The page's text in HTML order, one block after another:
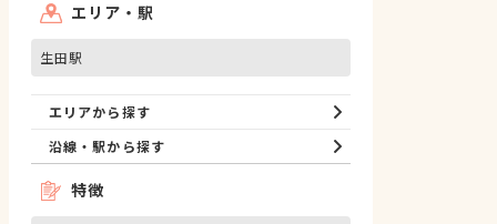
エリア・駅
生田駅
エリアから探す
沿線・駅から探す
特徴